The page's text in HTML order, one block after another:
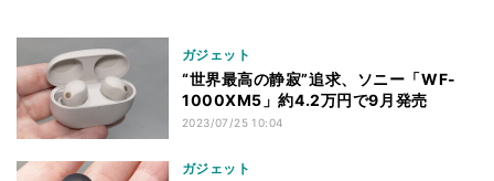
ガジェット
“世界最高の静寂”追求、ソニー「WF-
1000XM5」約4.2万円で9月発売
2023/07/25 10:04
ガジェット